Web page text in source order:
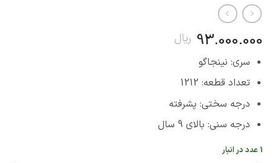
93.000.000 ریال
سری: نینجاگو
تعداد قطعه: 1212
درجه سختی: پشرفته
درجه سنی: بالای 9 سال